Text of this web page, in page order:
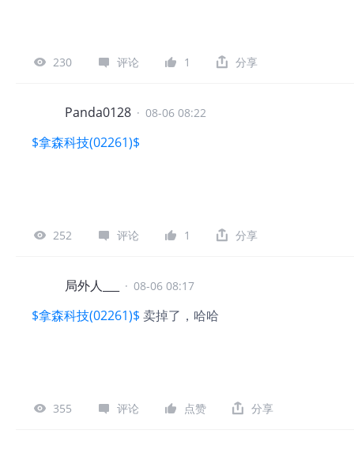
230 评论 1 分享
Panda0128 · 08-06 08:22
$拿森科技(02261)$
252 评论 1 分享
局外人___ · 08-06 08:17
$拿森科技(02261)$ 卖掉了，哈哈
355 评论 点赞 分享